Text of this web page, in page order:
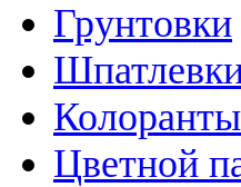
Грунтовки
Колоранты
Цветной